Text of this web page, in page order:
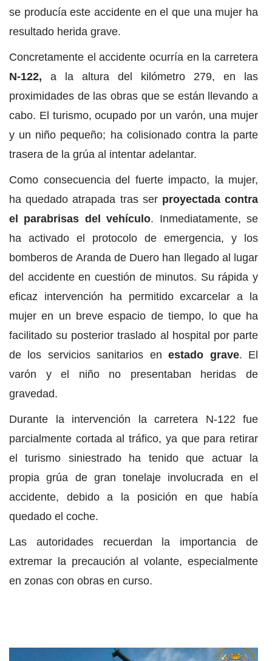
se producía este accidente en el que una mujer ha
resultado herida grave.
Concretamente el accidente ocurría en la carretera
N-122, a la altura del kilómetro 279, en las
proximidades de las obras que se están llevando a
cabo. El turismo, ocupado por un varón, una mujer
y un niño pequeño; ha colisionado contra la parte
trasera de la grúa al intentar adelantar.
Como consecuencia del fuerte impacto, la mujer,
ha quedado atrapada tras ser proyectada contra
el parabrisas del vehículo. Inmediatamente, se
ha activado el protocolo de emergencia, y los
bomberos de Aranda de Duero han llegado al lugar
del accidente en cuestión de minutos. Su rápida y
eficaz intervención ha permitido excarcelar a la
mujer en un breve espacio de tiempo, lo que ha
facilitado su posterior traslado al hospital por parte
de los servicios sanitarios enestado grave. El
varón y el niño no presentaban heridas de
gravedad.
Durante la intervención la carretera N-122 fue
parcialmente cortada al tráfico, ya que para retirar
el turismo siniestrado ha tenido que actuar la
propia grúa de gran tonelaje involucrada en el
accidente, debido a la posición en que había
quedado el coche.
Las autoridades recuerdan la importancia de
extremar la precaución al volante, especialmente
en zonas con obras en curso.​